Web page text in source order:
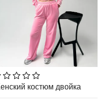
костюм двойка